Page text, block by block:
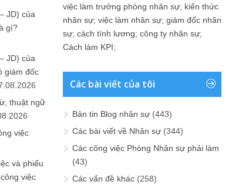
JD) của
gì?
JD) của
giám đốc
thuật ngữ
việc
và phiếu
việc
việc làm trưởng phòng nhân sự; kiến thức
nhân sự; việc làm nhân sự; giám đốc nhân
sự; cách tính lương; công ty nhân sự;
Cách làm KPI;
Các bài viết của tôi
Bản tin Blog nhân sự (443)
Các bài viết về Nhân sự (344)
Các công việc Phòng Nhân sự phải làm
(43)
Các vấn đề khác (258)